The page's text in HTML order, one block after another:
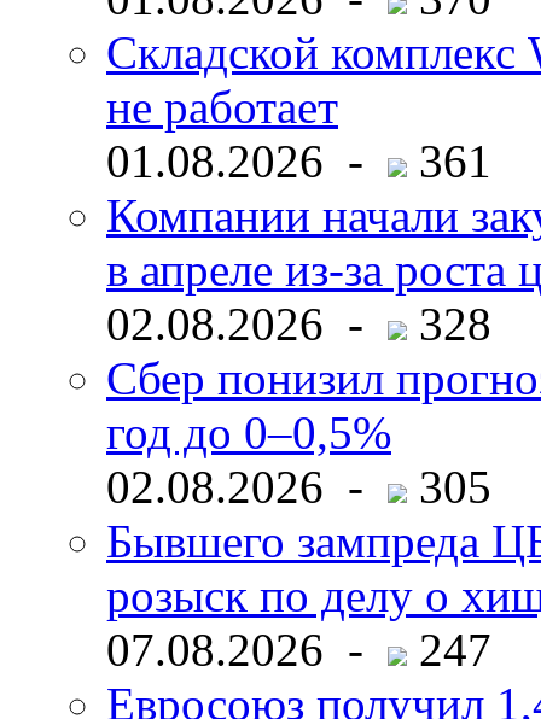
Складской комплекс
не работает
01.08.2026 -
361
Компании начали
в апреле из-за роста
02.08.2026 -
328
Сбер понизил
год до 0–0,5%
02.08.2026 -
305
Бывшего зампреда
розыск по делу о
07.08.2026 -
247
Евросоюз получил